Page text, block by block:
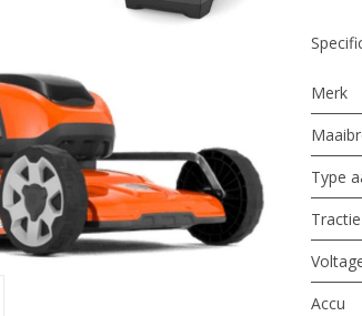
Merk
Type
Tractie
Accu